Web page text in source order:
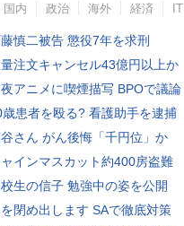
国内 政治 海外 経済 IT
慎二被告 懲役7年を求刑
注文キャンセル43億円以上か
アニメに喫煙描写 BPOで議論
歳患者を殴る? 看護助手を逮捕
さん がん後悔「千円位」か
インマスカット約400房盗難
生の信子 勉強中の姿を公開
閉め出します SAで徹底対策